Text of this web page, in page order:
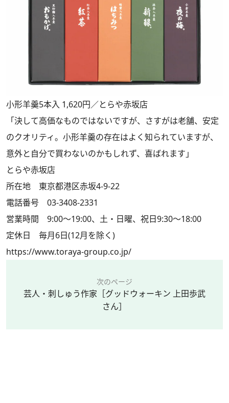
小形羊羹5本入 1,620円／とらや赤坂店
「決して高価なものではないですが、さすがは老舗、安定
のクオリティ。小形羊羹の存在はよく知られていますが、
意外と自分で買わないのかもしれず、喜ばれます」
とらや赤坂店
所在地 東京都港区赤坂4-9-22
電話番号 03-3408-2331
営業時間 9:00～19:00、土・日曜、祝日9:30～18:00
定休日 毎月6日(12月を除く)
https://www.toraya-group.co.jp/
次のページ
芸人・刺しゅう作家［グッドウォーキン 上田歩武
さん］